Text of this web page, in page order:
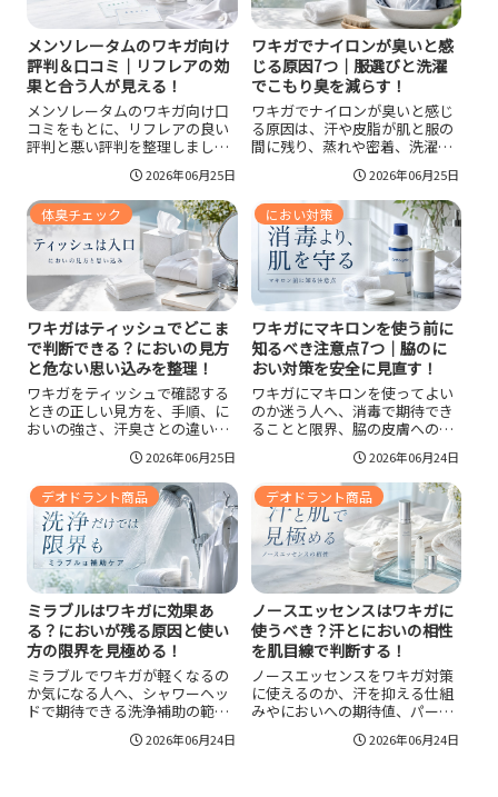
メンソレータムのワキガ向け
評判＆口コミ｜リフレアの効
果と合う人が見える！
メンソレータムのワキガ向け口
コミをもとに、リフレアの良い
評判と悪い評判を整理しまし
た。においへの実感、持続感、
クリームの密着感、汗への物足
りなさ、白い服の黄ばみ、ベタ
つきなどを比較し、どんな人に
合うのか、使う前の注意点まで
自然に判断できる内容です。
2026年06月25日
ワキガでナイロンが臭いと感
じる原因7つ｜服選びと洗濯
でこもり臭を減らす！
ワキガでナイロンが臭いと感じ
る原因は、汗や皮脂が肌と服の
間に残り、蒸れや密着、洗濯残
りによって臭いが強く出ること
にあります。ナイロン服で臭い
が目立つ場面、避けたい服の特
徴、着る日の対策、臭い戻りを
減らす洗濯方法まで整理しま
す。
2026年06月25日
体臭チェック
ワキガはティッシュでどこま
で判断できる？においの見方
と危ない思い込みを整理！
ワキガをティッシュで確認する
ときの正しい見方を、手順、に
おいの強さ、汗臭さとの違い、
整理します。ティッシュだけで
断定しない理由や、日常ででき
る対策、受診を考えたいサイン
もわかります。
2026年06月25日
におい対策
ワキガにマキロンを使う前に
知るべき注意点7つ｜脇のに
おい対策を安全に見直す！
ワキガにマキロンを使ってよい
のか迷う人へ、消毒で期待でき
ることと限界、脇の皮膚への刺
ます。毎日のワキガ対策として
優先したい汗のふき取り、デオ
ドラント選び、衣類ケア、受診
の目安まで自然に判断できる内
容です。
2026年06月24日
デオドラント商品
ミラブルはワキガに効果あ
る？においが残る原因と使い
方の限界を見極める！
ミラブルでワキガが軽くなるの
か気になる人へ、シャワーヘッ
ドで期待できる洗浄補助の範
限界、効果を感じにくいケー
2026年06月24日
デオドラント商品
ノースエッセンスはワキガに
使うべき？汗とにおいの相性
を肌目線で判断する！
ノースエッセンスをワキガ対策
に使えるのか、汗を抑える仕組
みやにおいへの期待値、パース
との違い、夜の使い方、かゆみ
2026年06月24日